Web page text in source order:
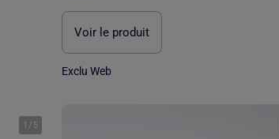
Voir le produit
Exclu Web
1 / 5